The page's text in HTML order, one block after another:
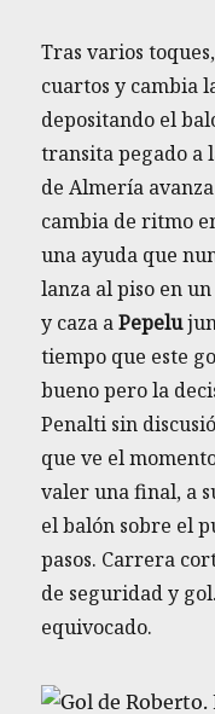
Tras varios
cuartos y cambia
depositando el
transita pegado a
de Almería
cambia de ritmo
una ayuda que
lanza al piso en
y caza aPepelu
tiempo que este
bueno pero la
Penalti sin
que ve el
valer una final, a
el balón sobre el
pasos. Carrera
de seguridad y
equivocado.